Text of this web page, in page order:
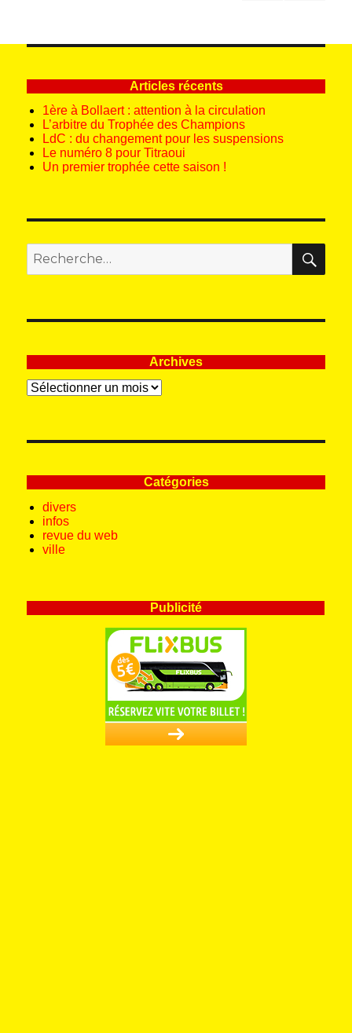
ANT
Articles récents
1ère à Bollaert : attention à la circulation
L’arbitre du Trophée des Champions
LdC : du changement pour les suspensions
Le numéro 8 pour Titraoui
Un premier trophée cette saison !
Recherche
pour
:
Archives
Archives
Catégories
divers
infos
revue du web
ville